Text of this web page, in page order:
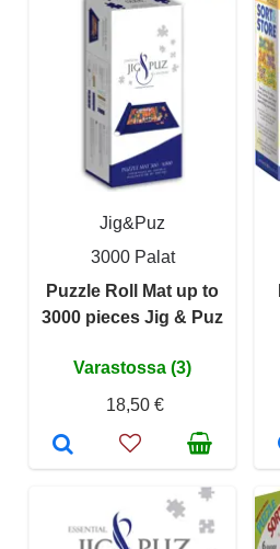
Jig&Puz
3000 Palat
Puzzle Roll Mat up to
3000 pieces Jig & Puz
Varastossa (3)
18,50 €